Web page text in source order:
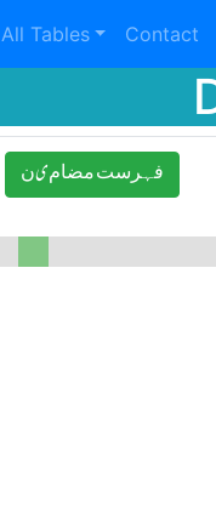
All Tables Contact
ﻓﮩﺮﺳﺖ ﻣﻀﺎﻡیﻥ